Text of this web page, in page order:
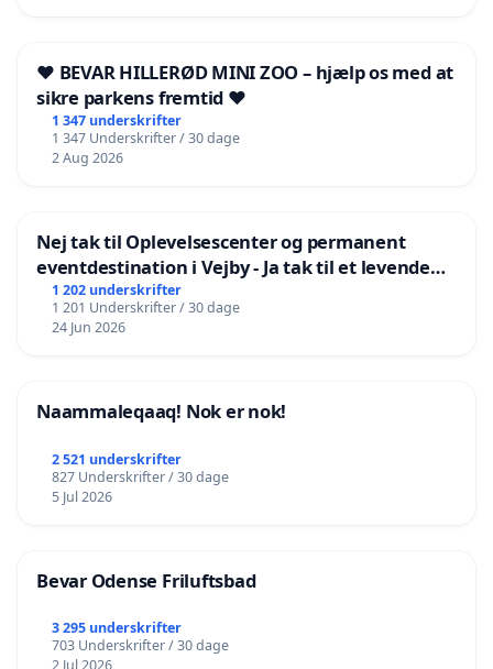
❤️ BEVAR HILLERØD MINI ZOO – hjælp os med at
sikre parkens fremtid ❤️
1 347 underskrifter
1 347 Underskrifter / 30 dage
2 Aug 2026
Nej tak til Oplevelsescenter og permanent
eventdestination i Vejby - Ja tak til et levende
lokalområde i balance
1 202 underskrifter
1 201 Underskrifter / 30 dage
24 Jun 2026
Naammaleqaaq! Nok er nok!
2 521 underskrifter
827 Underskrifter / 30 dage
5 Jul 2026
Bevar Odense Friluftsbad
3 295 underskrifter
703 Underskrifter / 30 dage